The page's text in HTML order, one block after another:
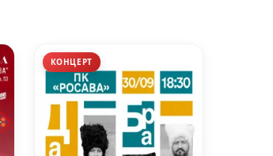
КОНЦЕРТ